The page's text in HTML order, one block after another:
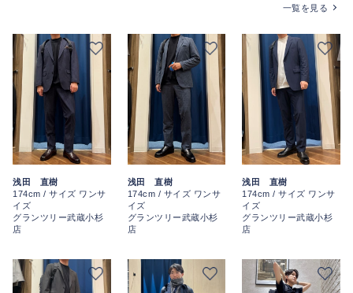
一覧を見る
浅田 直樹
174cm / サイズ ワンサ
イズ
グランツリー武蔵小杉
店
浅田 直樹
174cm / サイズ ワンサ
イズ
グランツリー武蔵小杉
店
浅田 直樹
174cm / サイズ ワンサ
イズ
グランツリー武蔵小杉
店